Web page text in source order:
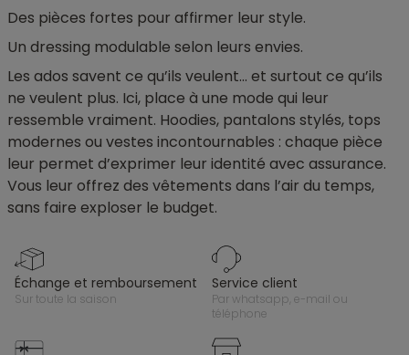
Des pièces fortes pour affirmer leur style.
Un dressing modulable selon leurs envies.
Les ados savent ce qu’ils veulent… et surtout ce qu’ils
ne veulent plus. Ici, place à une mode qui leur
ressemble vraiment. Hoodies, pantalons stylés, tops
modernes ou vestes incontournables : chaque pièce
leur permet d’exprimer leur identité avec assurance.
Vous leur offrez des vêtements dans l’air du temps,
sans faire exploser le budget.
échange et remboursement
sur toute la saison
service client
par whatsapp, e-mail ou
téléphone